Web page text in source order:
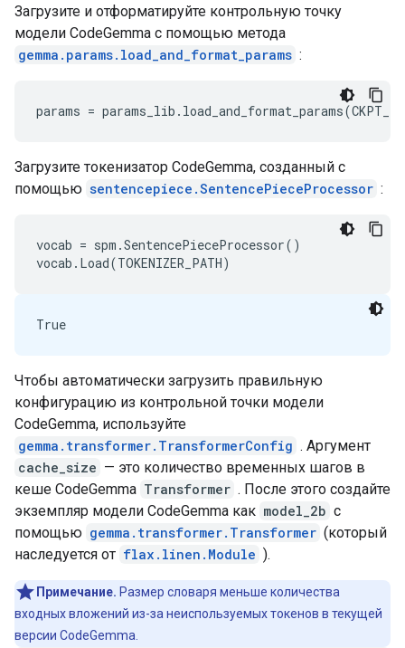
Загрузите и отформатируйте контрольную точку
модели CodeGemma с помощью метода
gemma.params.load_and_format_params :
params = params_lib . load_and_format_params(
Загрузите токенизатор CodeGemma, созданный с
помощью sentencepiece.SentencePieceProcessor :
vocab = spm.SentencePieceProcessor()
Чтобы автоматически загрузить правильную
конфигурацию из контрольной точки модели
CodeGemma, используйте
gemma.transformer.TransformerConfig . Аргумент
cache_size — это количество временных шагов в
кеше CodeGemma Transformer . После этого создайте
экземпляр модели CodeGemma как model_2b с
помощью gemma.transformer.Transformer (который
наследуется от flax.linen.Module ).
Примечание. Размер словаря меньше количества
входных вложений из-за неиспользуемых токенов в текущей
версии CodeGemma.